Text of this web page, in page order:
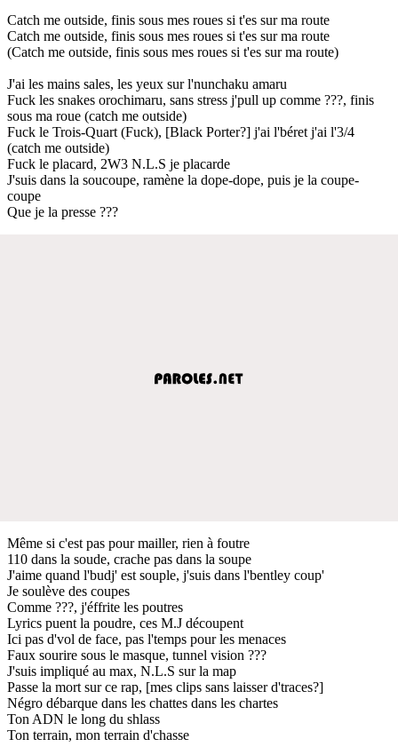
Catch me outside, finis sous mes roues si t'es sur ma route
Catch me outside, finis sous mes roues si t'es sur ma route
(Catch me outside, finis sous mes roues si t'es sur ma route)
J'ai les mains sales, les yeux sur l'nunchaku amaru
Fuck les snakes orochimaru, sans stress j'pull up comme ???, finis
sous ma roue (catch me outside)
Fuck le Trois-Quart (Fuck), [Black Porter?] j'ai l'béret j'ai l'3/4
(catch me outside)
Fuck le placard, 2W3 N.L.S je placarde
J'suis dans la soucoupe, ramène la dope-dope, puis je la coupe-
coupe
Que je la presse ???
Même si c'est pas pour mailler, rien à foutre
110 dans la soude, crache pas dans la soupe
J'aime quand l'budj' est souple, j'suis dans l'bentley coup'
Je soulève des coupes
Comme ???, j'éffrite les poutres
Lyrics puent la poudre, ces M.J découpent
Ici pas d'vol de face, pas l'temps pour les menaces
Faux sourire sous le masque, tunnel vision ???
J'suis impliqué au max, N.L.S sur la map
Passe la mort sur ce rap, [mes clips sans laisser d'traces?]
Négro débarque dans les chattes dans les chartes
Ton ADN le long du shlass
Ton terrain, mon terrain d'chasse